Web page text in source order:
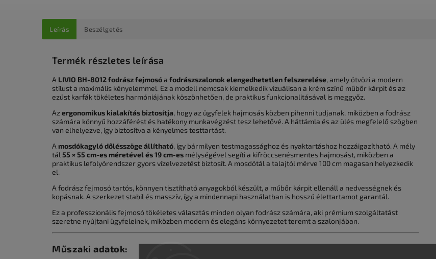
Leírás Beszélgetés
Termék részletes leírása
A LIVIO BH-8012 fodrász fejmosóa fodrászszalonok elengedhetetlen felszerelése, amely ötvözi a modern
stílust a maximális kényelemmel. Ez a modell nemcsak kiemelkedik vizuálisan a krém színű műbőr kárpit és az
ezüst karfák tökéletes harmóniájának köszönhetően, de praktikus funkcionalitásával is meggyőz.
Azergonomikus kialakítás biztosítja, hogy az ügyfelek hajmosás közben pihenni tudjanak, miközben a fodrász
számára könnyű hozzáférést és hatékony munkavégzést tesz lehetővé. A háttámla és az ülés megfelelő szögben
van elhelyezve, így biztosítva a kényelmes testtartást.
A mosdókagyló dőlésszöge állítható, így bármilyen testmagassághoz és nyaktartáshoz hozzáigazítható. A mély
tál 55 × 55 cm-es méretével és 19 cm-es mélységével segíti a kifröccsenésmentes hajmosást, miközben a
praktikus lefolyórendszer gyors vízelvezetést biztosít. A mosdótál a talajtól mérve 100 cm magasan helyezkedik
el.
A fodrász fejmosó tartós, könnyen tisztítható anyagokból készült, a műbőr kárpit ellenáll a nedvességnek és
kopásnak. A szerkezet stabil és masszív, így a mindennapi használatban is hosszú élettartamot garantál.
Ez a professzionális fejmosó tökéletes választás minden olyan fodrász számára, aki prémium szolgáltatást
szeretne nyújtani ügyfeleinek, miközben modern és elegáns környezetet teremt a szalonjában.
Műszaki adatok: